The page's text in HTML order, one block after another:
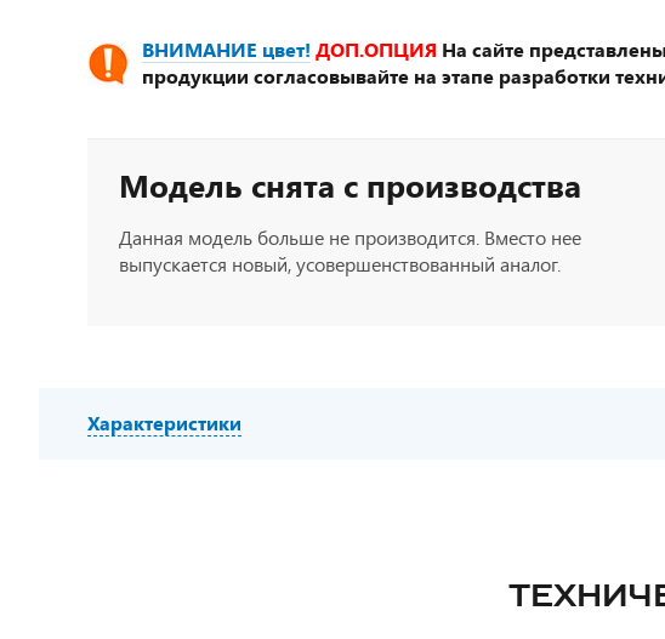
ВНИМАНИЕ цвет! ДОП.ОПЦИЯ На сайте
продукции согласовывайте на этапе разработки
Модель снята с производства
Данная модель больше не производится. Вместо нее
выпускается новый, усовершенствованный аналог.
Характеристики